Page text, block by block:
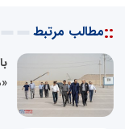
::مطالب مرتبط